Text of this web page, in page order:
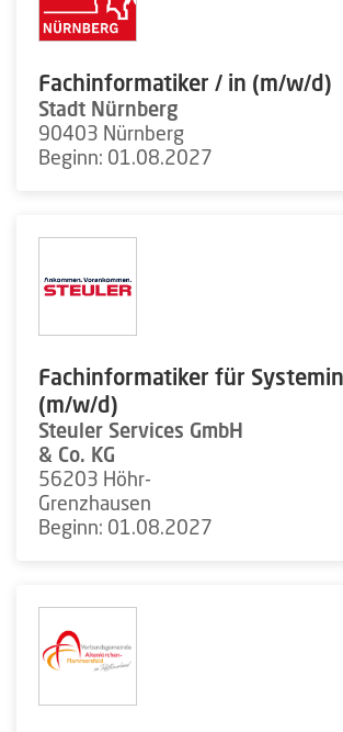
Fachinformatiker / in (m/w/d)
Stadt Nürnberg
90403 Nürnberg
Beginn: 01.08.2027
Fachinformatiker für
(m/w/d)
Steuler Services GmbH
& Co. KG
56203 Höhr-
Grenzhausen
Beginn: 01.08.2027